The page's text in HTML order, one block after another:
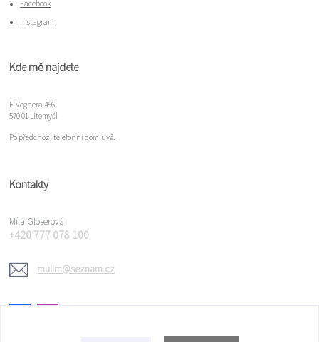
Facebook
Instagram
Kde mě najdete
F. Vognera 456
570 01 Litomyšl
Po předchozí telefonní domluvě.
Kontakty
Míla Gloserová
+420 777 078 100
mulim@seznam.cz